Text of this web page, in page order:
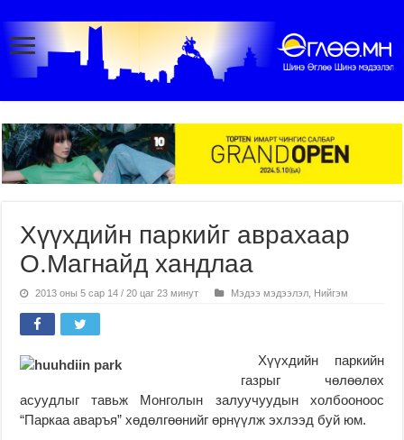
Хүүхдийн паркийг аврахаар
О.Магнайд хандлаа
2013 оны 5 сар 14 / 20 цаг 23 минут Мэдээ мэдээлэл Нийгэм
Хүүхдийн паркийн
газрыг чөлөөлөх
асуудлыг тавьж Монголын залуучуудын холбооноос
“Паркаа аваръя” хөдөлгөөнийг өрнүүлж эхлээд буй юм.